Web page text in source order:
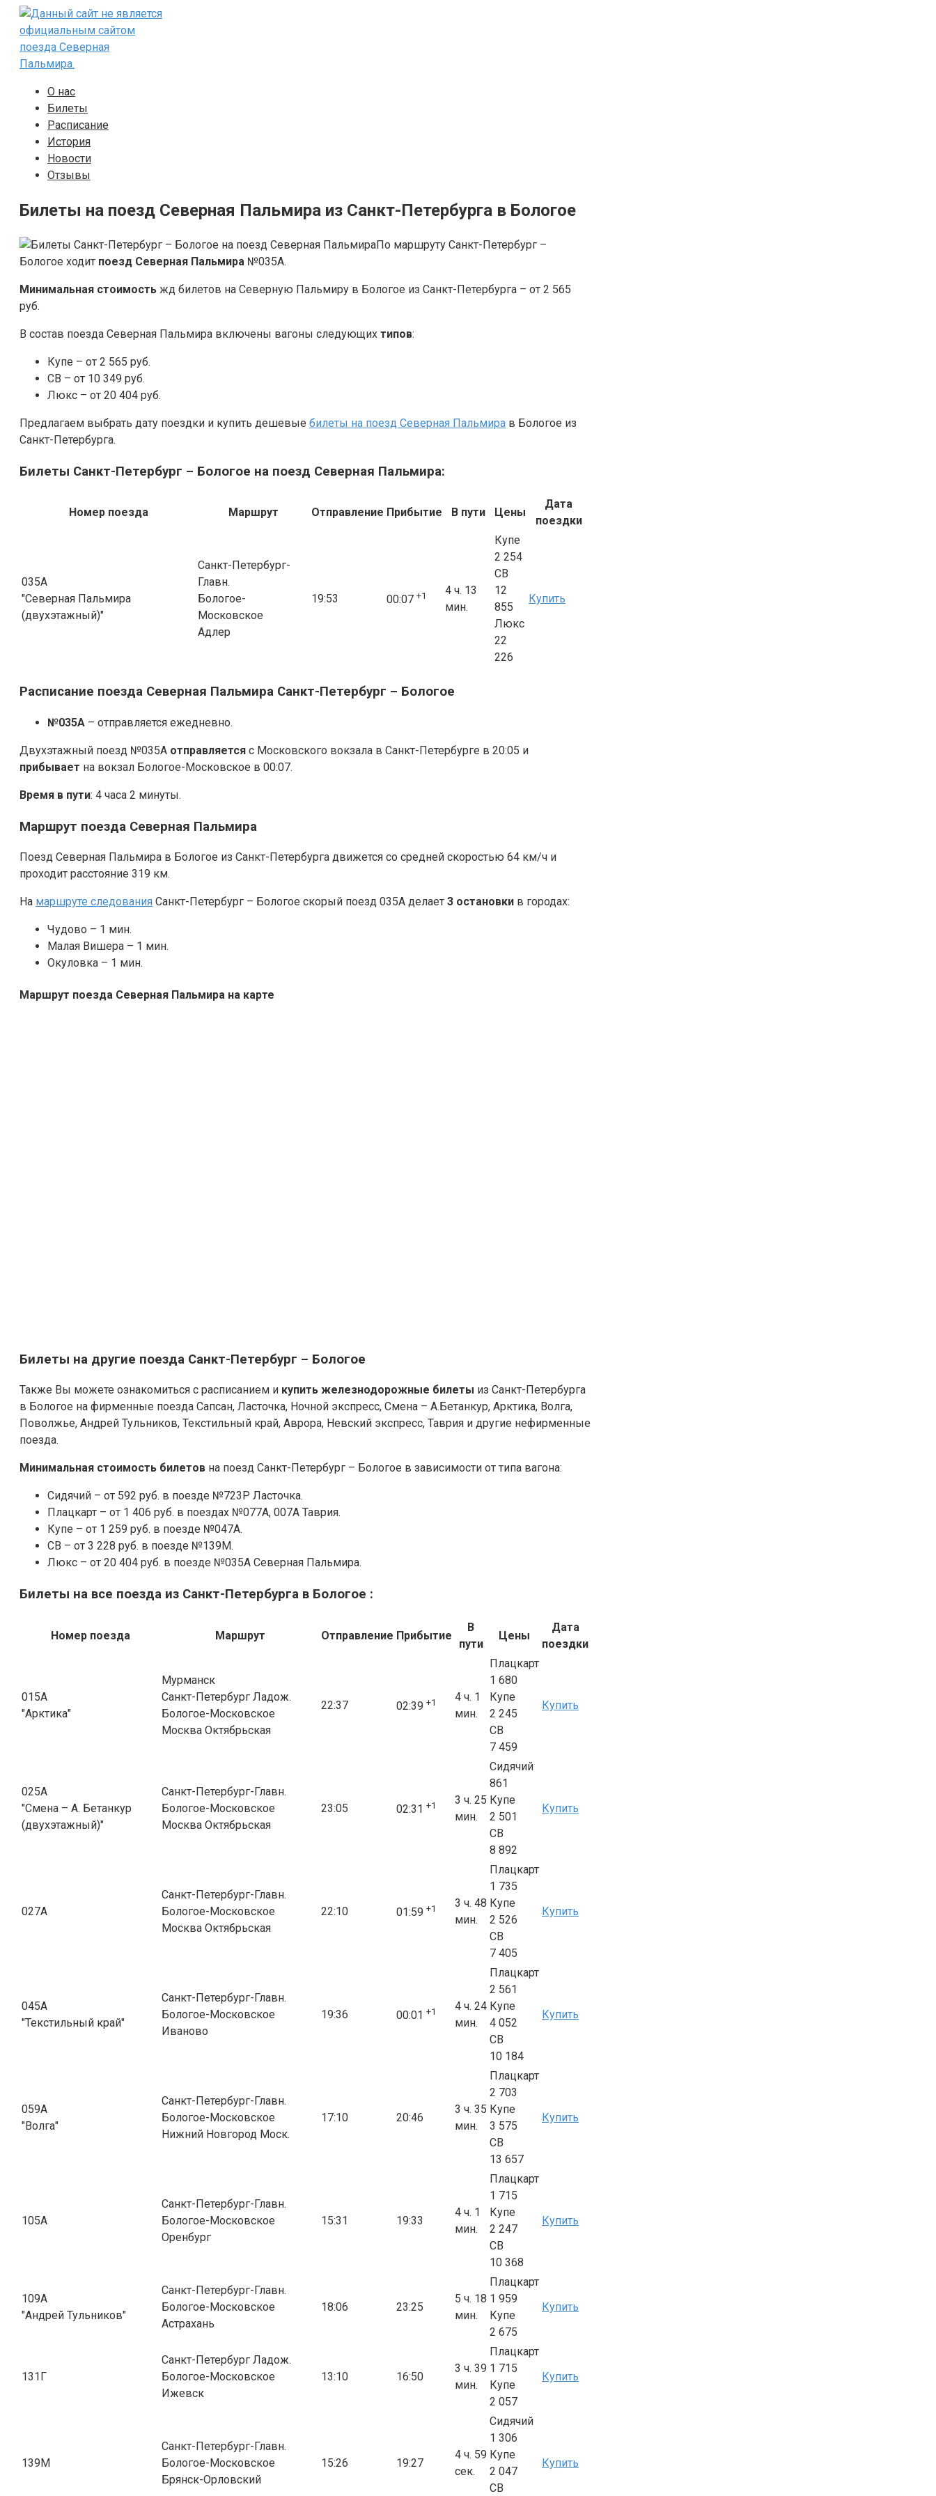
Перейти
контенту
О нас
Билеты
Расписание
История
Новости
Отзывы
Билеты на поезд Северная Пальмира из Санкт-Петербурга в Бологое
По маршруту Санкт-Петербург –
Бологое ходит поезд Северная Пальмира №035А.
Минимальная стоимость жд билетов на Северную Пальмиру в Бологое из Санкт-Петербурга – от 2 565
руб.
В состав поезда Северная Пальмира включены вагоны следующих типов:
Купе – от 2 565 руб.
СВ – от 10 349 руб.
Люкс – от 20 404 руб.
Предлагаем выбрать дату поездки и купить дешевые билеты на поезд Северная Пальмира в Бологое из
Санкт-Петербурга.
Билеты Санкт-Петербург – Бологое на поезд Северная Пальмира:
Номер поезда Маршрут Отправление Прибытие В пути Цены
Дата
поездки
035А
"Северная Пальмира
(двухэтажный)"
Санкт-Петербург-
Главн.
Бологое-
Московское
Адлер
19:53 00:07 +1
4 ч. 13
мин.
Купе
2 254
СВ
12
855
Люкс
22
226
Купить
Расписание поезда Северная Пальмира Санкт-Петербург – Бологое
№035А – отправляется ежедневно.
Двухэтажный поезд №035А отправляется с Московского вокзала в Санкт-Петербурге в 20:05 и
прибывает на вокзал Бологое-Московское в 00:07.
Время в пути: 4 часа 2 минуты.
Маршрут поезда Северная Пальмира
Поезд Северная Пальмира в Бологое из Санкт-Петербурга движется со средней скоростью 64 км/ч и
проходит расстояние 319 км.
На маршруте следования Санкт-Петербург – Бологое скорый поезд 035А делает 3 остановки в городах:
Чудово – 1 мин.
Малая Вишера – 1 мин.
Окуловка – 1 мин.
Маршрут поезда Северная Пальмира на карте
Билеты на другие поезда Санкт-Петербург – Бологое
Также Вы можете ознакомиться с расписанием и купить железнодорожные билеты из Санкт-Петербурга
в Бологое на фирменные поезда Сапсан, Ласточка, Ночной экспресс, Смена – А.Бетанкур, Арктика, Волга,
Поволжье, Андрей Тульников, Текстильный край, Аврора, Невский экспресс, Таврия и другие нефирменные
поезда.
Минимальная стоимость билетов на поезд Санкт-Петербург – Бологое в зависимости от типа вагона:
Сидячий – от 592 руб. в поезде №723Р Ласточка.
Плацкарт – от 1 406 руб. в поездах №077А, 007А Таврия.
Купе – от 1 259 руб. в поезде №047А.
СВ – от 3 228 руб. в поезде №139М.
Люкс – от 20 404 руб. в поезде №035А Северная Пальмира.
Билеты на все поезда из Санкт-Петербурга в Бологое :
Номер поезда Маршрут Отправление Прибытие
В
пути
Цены
Дата
поездки
015А
"Арктика"
Мурманск
Санкт-Петербург Ладож.
Бологое-Московское
Москва Октябрьская
22:37 02:39 +1
4 ч. 1
мин.
Плацкарт
1 680
Купе
2 245
СВ
7 459
Купить
025А
"Смена – А. Бетанкур
(двухэтажный)"
Санкт-Петербург-Главн.
Бологое-Московское
Москва Октябрьская
23:05 02:31 +1
3 ч. 25
мин.
Сидячий
861
Купе
2 501
СВ
8 892
Купить
027А
Санкт-Петербург-Главн.
Бологое-Московское
Москва Октябрьская
22:10 01:59 +1
3 ч. 48
мин.
Плацкарт
1 735
Купе
2 526
СВ
7 405
Купить
045А
"Текстильный край"
Санкт-Петербург-Главн.
Бологое-Московское
Иваново
19:36 00:01 +1
4 ч. 24
мин.
Плацкарт
2 561
Купе
4 052
СВ
10 184
Купить
059А
"Волга"
Санкт-Петербург-Главн.
Бологое-Московское
Нижний Новгород Моск.
17:10 20:46
3 ч. 35
мин.
Плацкарт
2 703
Купе
3 575
СВ
13 657
Купить
105А
Санкт-Петербург-Главн.
Бологое-Московское
Оренбург
15:31 19:33
4 ч. 1
мин.
Плацкарт
1 715
Купе
2 247
СВ
10 368
Купить
109А
"Андрей Тульников"
Санкт-Петербург-Главн.
Бологое-Московское
Астрахань
18:06 23:25
5 ч. 18
мин.
Плацкарт
1 959
Купе
2 675
Купить
131Г
Санкт-Петербург Ладож.
Бологое-Московское
Ижевск
13:10 16:50
3 ч. 39
мин.
Плацкарт
1 715
Купе
2 057
Купить
139М
Санкт-Петербург-Главн.
Бологое-Московское
Брянск-Орловский
15:26 19:27
4 ч. 59
сек.
Сидячий
1 306
Купе
2 047
СВ
Купить